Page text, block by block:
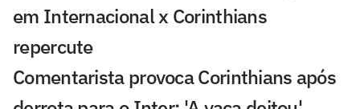
em Internacional x Corinthians
repercute
Comentarista provoca Corinthians após